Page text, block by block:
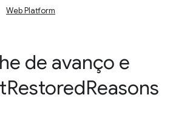
Web Platform
de avanço e
RestoredReasons